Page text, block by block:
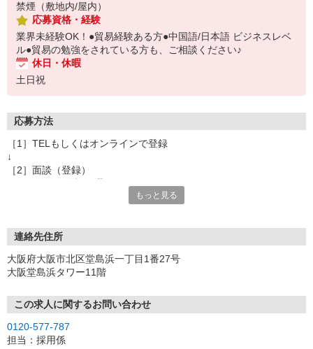
禁煙（敷地内/屋内）
応募資格・経験
業界未経験OK！●貿易経験ある方●中国語/日本語 ビジネスレベ
ル●貿易の勉強をされている方も、ご相談ください♪
休日・休暇
土日祝
応募方法
［1］TELもしくはオンラインで登録
↓
［2］面談（登録）
［3］お仕事の紹介
ご希望条件に合うお仕事があればその他のお仕事もご紹介
↓
就業にあたっての手続きを行います。
↓
［5］お仕事スタート
出勤初日は営業担当が同行するので
もっと見る
連絡先住所
大阪府大阪市北区堂島浜一丁目1番27号
大阪堂島浜タワー11階
この求人に関するお問い合わせ
0120-577-787
担当：採用係